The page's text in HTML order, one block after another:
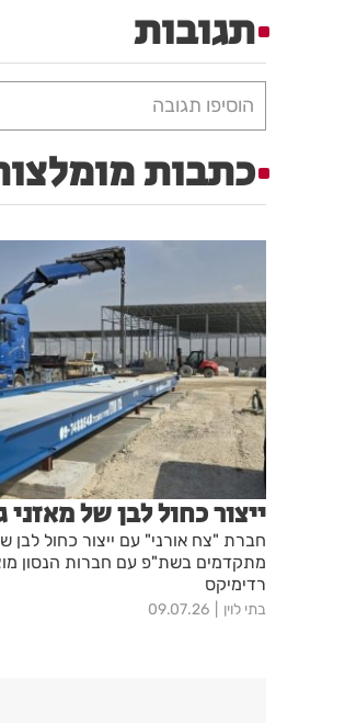
תגובות
הוסיפו תגובה
כתבות
ייצור כחול לבן של
חברת "צח אורני" עם ייצור
מתקדמים
רדימיקס
בתי לוין 09.07.26